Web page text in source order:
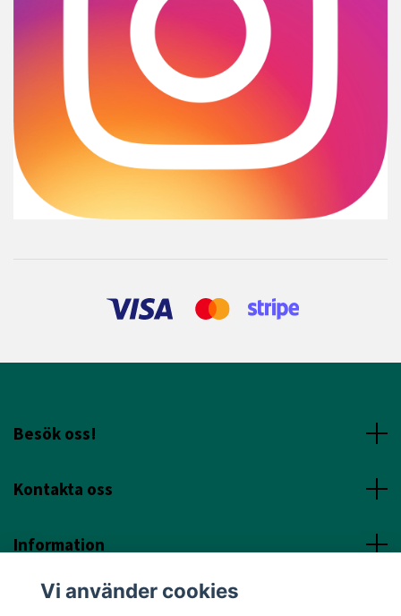
Besök oss!
Kontakta oss
Information
Sociala Media
Vi använder cookies